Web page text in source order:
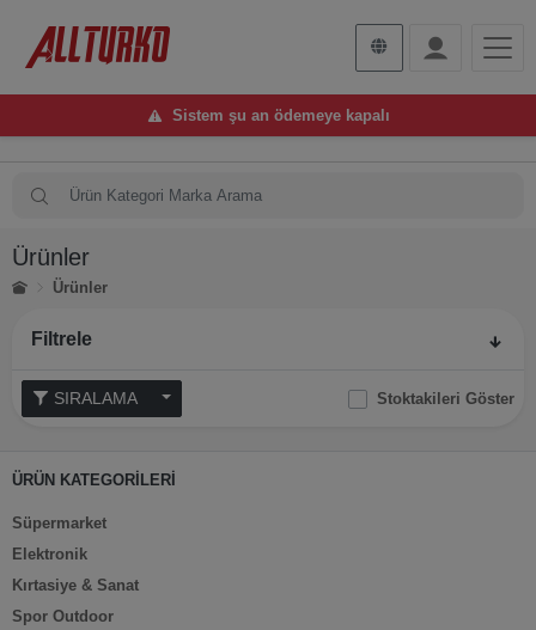
Sistem şu an ödemeye kapalı
Ürünler
Ürünler
Filtrele
Stoktakileri Göster
ÜRÜN KATEGORİLERİ
Süpermarket
Elektronik
Kırtasiye & Sanat
Spor Outdoor